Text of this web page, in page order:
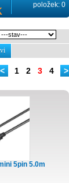
položek: 0
< >
1 2 3 4
5pin 5.0m